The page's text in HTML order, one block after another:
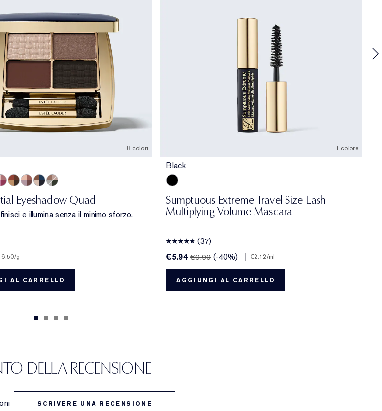
8 colori
Eyeshadow Quad
e illumina senza il minimo sforzo.
/g
AL CARRELLO
1 colore
Black
Sumptuous Extreme Travel Size Lash
Multiplying Volume Mascara
(37)
€5.94€9.90 (-40%) | €2.12/ml
AGGIUNGI AL CARRELLO
DELLA RECENSIONE
SCRIVERE UNA RECENSIONE